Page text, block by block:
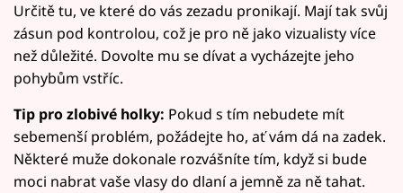
Určitě tu, ve které do vás zezadu pronikají. Mají tak svůj
zásun pod kontrolou, což je pro ně jako vizualisty více
než důležité. Dovolte mu se dívat a vycházejte jeho
pohybům vstříc.
Tip pro zlobivé holky: Pokud s tím nebudete mít
sebemenší problém, požádejte ho, ať vám dá na zadek.
Některé muže dokonale rozvášníte tím, když si bude
moci nabrat vaše vlasy do dlaní a jemně za ně tahat.